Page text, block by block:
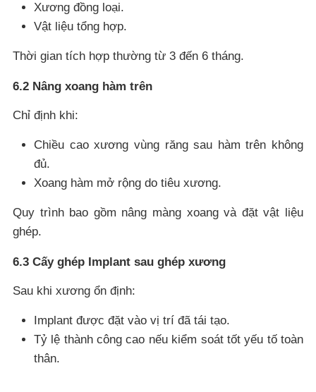
Xương đồng loại.
Vật liệu tổng hợp.
Thời gian tích hợp thường từ 3 đến 6 tháng.
6.2 Nâng xoang hàm trên
Chỉ định khi:
Chiều cao xương vùng răng sau hàm trên không
đủ.
Xoang hàm mở rộng do tiêu xương.
Quy trình bao gồm nâng màng xoang và đặt vật liệu
ghép.
6.3 Cấy ghép Implant sau ghép xương
Sau khi xương ổn định:
Implant được đặt vào vị trí đã tái tạo.
Tỷ lệ thành công cao nếu kiểm soát tốt yếu tố toàn
thân.